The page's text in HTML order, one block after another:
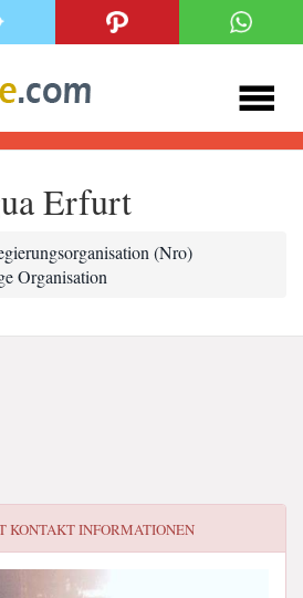
Erfurt
(Nro)
Organisation
KONTAKT INFORMATIONEN